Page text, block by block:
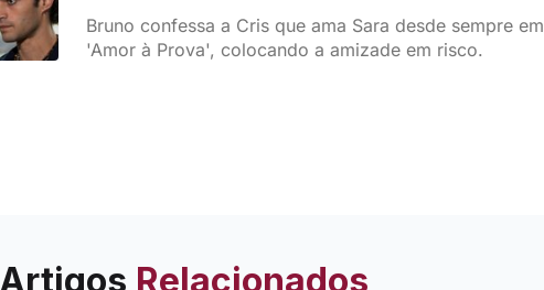
Bruno confessa a Cris que ama Sara desde sempre em
'Amor à Prova', colocando a amizade em risco.
Artigos Relacionados